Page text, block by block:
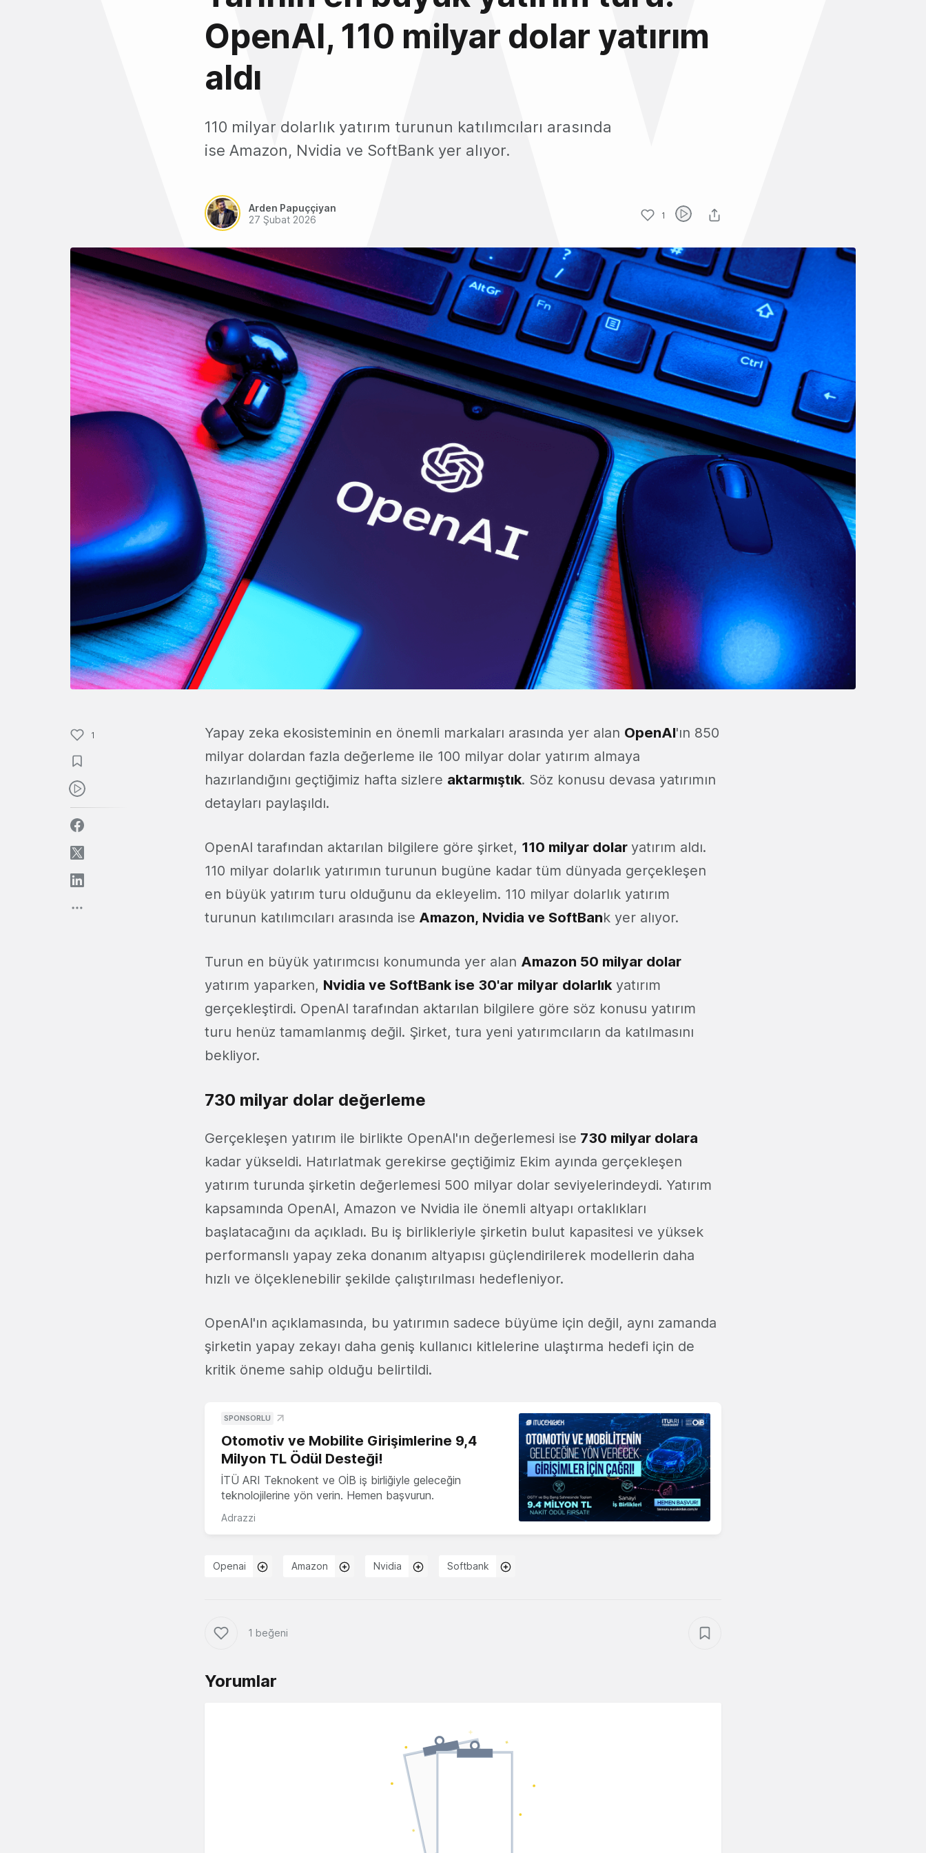
OpenAI, 110 milyar dolar yatırım
aldı
110 milyar dolarlık yatırım turunun katılımcıları arasında
ise Amazon, Nvidia ve SoftBank yer alıyor.
Arden Papuççiyan
27 Şubat 2026
1
1 Yapay zeka ekosisteminin en önemli markaları arasında yer alan OpenAI'ın 850
milyar dolardan fazla değerleme ile 100 milyar dolar yatırım almaya
hazırlandığını geçtiğimiz hafta sizlere aktarmıştık. Söz konusu devasa yatırımın
detayları paylaşıldı.
OpenAI tarafından aktarılan bilgilere göre şirket, 110 milyar dolar yatırım aldı.
110 milyar dolarlık yatırımın turunun bugüne kadar tüm dünyada gerçekleşen
en büyük yatırım turu olduğunu da ekleyelim. 110 milyar dolarlık yatırım
turunun katılımcıları arasında ise Amazon, Nvidia ve SoftBank yer alıyor.
Turun en büyük yatırımcısı konumunda yer alan Amazon 50 milyar dolar
yatırım yaparken, Nvidia ve SoftBank ise 30'ar milyar dolarlıkyatırım
gerçekleştirdi. OpenAI tarafından aktarılan bilgilere göre söz konusu yatırım
turu henüz tamamlanmış değil. Şirket, tura yeni yatırımcıların da katılmasını
bekliyor.
730 milyar dolar değerleme
Gerçekleşen yatırım ile birlikte OpenAI'ın değerlemesi ise 730 milyar dolara
kadar yükseldi. Hatırlatmak gerekirse geçtiğimiz Ekim ayında gerçekleşen
yatırım turunda şirketin değerlemesi 500 milyar dolar seviyelerindeydi. Yatırım
kapsamında OpenAI, Amazon ve Nvidia ile önemli altyapı ortaklıkları
başlatacağını da açıkladı. Bu iş birlikleriyle şirketin bulut kapasitesi ve yüksek
performanslı yapay zeka donanım altyapısı güçlendirilerek modellerin daha
hızlı ve ölçeklenebilir şekilde çalıştırılması hedefleniyor.
OpenAI'ın açıklamasında, bu yatırımın sadece büyüme için değil, aynı zamanda
şirketin yapay zekayı daha geniş kullanıcı kitlelerine ulaştırma hedefi için de
kritik öneme sahip olduğu belirtildi.
SPONSORLU
Otomotiv ve Mobilite Girişimlerine 9,4
Milyon TL Ödül Desteği!
İTÜ ARI Teknokent ve OİB iş birliğiyle geleceğin
teknolojilerine yön verin. Hemen başvurun.
Adrazzi
Openai Amazon Nvidia Softbank
1 beğeni
Yorumlar